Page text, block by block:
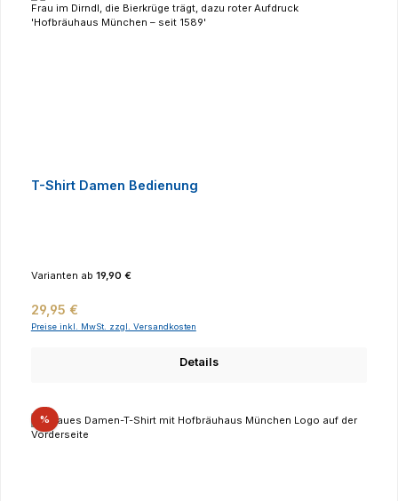
T-Shirt Damen Bedienung
Varianten ab 19,90 €
Regulärer Preis:
29,95 €
Preise inkl. MwSt. zzgl. Versandkosten
Details
%Rabatt